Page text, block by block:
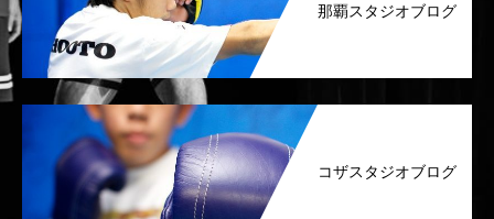
那覇スタジオブログ
コザスタジオブログ